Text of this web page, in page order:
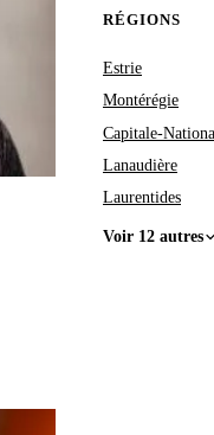
RÉGIONS
Estrie
Montérégie
Capitale-
Lanaudière
Laurentides
Voir 12 autres